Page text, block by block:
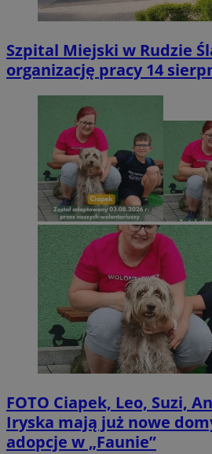
Szpital Miejski w Rudzie
organizację pracy 14
FOTO Ciapek, Leo, Suzi,
Iryska mają już nowe
adopcje w „Faunie”